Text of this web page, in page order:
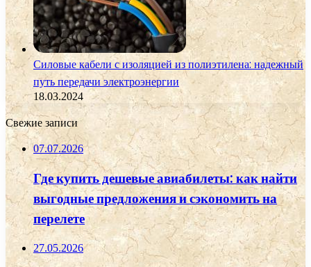
Силовые кабели с изоляцией из полиэтилена: надежный
путь передачи электроэнергии
18.03.2024
Свежие записи
07.07.2026
Где купить дешевые авиабилеты: как найти
выгодные предложения и сэкономить на
перелете
27.05.2026